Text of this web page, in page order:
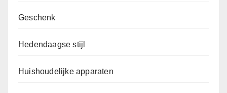
Geschenk
Hedendaagse stijl
Huishoudelijke apparaten